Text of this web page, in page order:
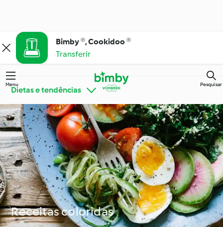
Bimby ®, Cookidoo ®
Transferir
Menu Pesquisar
Dietas e tendências
Conheça o Cookidoo®
Bimby® Dicas e
Truques
Ingredientes
Cozinha para todos os
dias
Dietas e tendências
Ocasiões especiais e
estações
Receitas coloridas